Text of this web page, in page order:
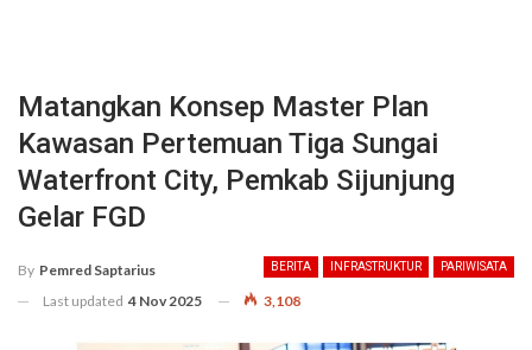
Matangkan Konsep Master Plan
Kawasan Pertemuan Tiga Sungai
Waterfront City, Pemkab Sijunjung
Gelar FGD
BERITA INFRASTRUKTUR PARIWISATA
By Pemred Saptarius
Last updated 4 Nov 2025 3,108